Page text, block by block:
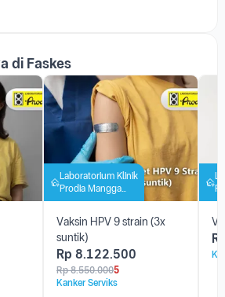
di Faskes
Laboratorium Klinik
Prodia Mangga
Besar
Vaksin HPV 9 strain (3x
suntik)
Rp 8.122.500
Rp 8.550.000 5
Kanker Serviks
Kota Jakarta Barat